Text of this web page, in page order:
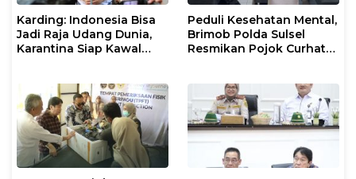
Karding: Indonesia Bisa
Jadi Raja Udang Dunia,
Karantina Siap Kawal
Peduli Kesehatan Mental,
Brimob Polda Sulsel
Resmikan Pojok Curhat